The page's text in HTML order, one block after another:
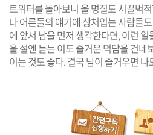
트위터를 돌아보니 올 명절도 시끌벅
나 어른들의 얘기에 상처입는 사람들
에 앞서 남을 먼저 생각한다면, 이런
올 설엔 듣는 이도 즐거운 덕담을 건네
이는 것도 좋다. 결국 남이 즐거우면